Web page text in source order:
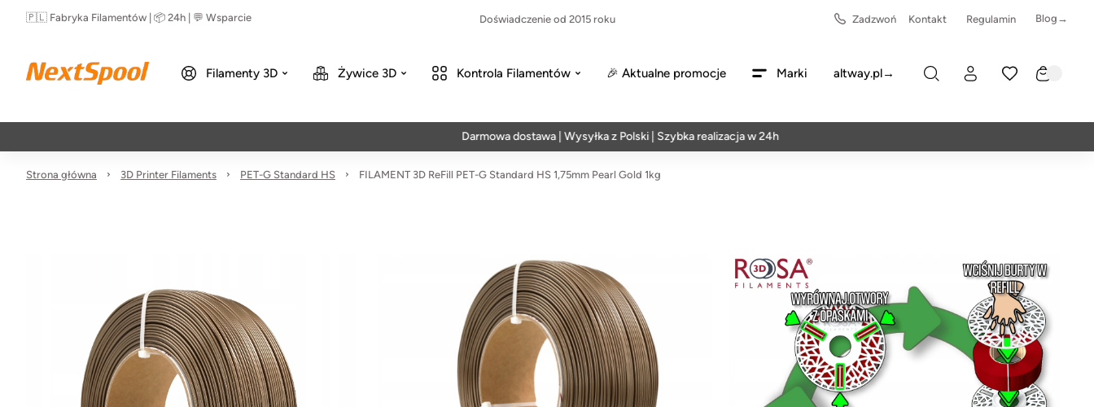
🇵🇱 Fabryka Filamentów | 📦 24h | 💬 Wsparcie Doświadczenie od 2015 roku Zadzwoń Kontakt Regulamin Blog→
Filamenty 3D Żywice 3D Kontrola Filamentów 🎉 Aktualne promocje Marki altway.pl→
Darmowa dostawa | Wysyłka z Polski | Szybka realizacja w 24h
Strona główna 3D Printer Filaments PET-G Standard HS FILAMENT 3D ReFill PET-G Standard HS 1,75mm Pearl Gold 1kg